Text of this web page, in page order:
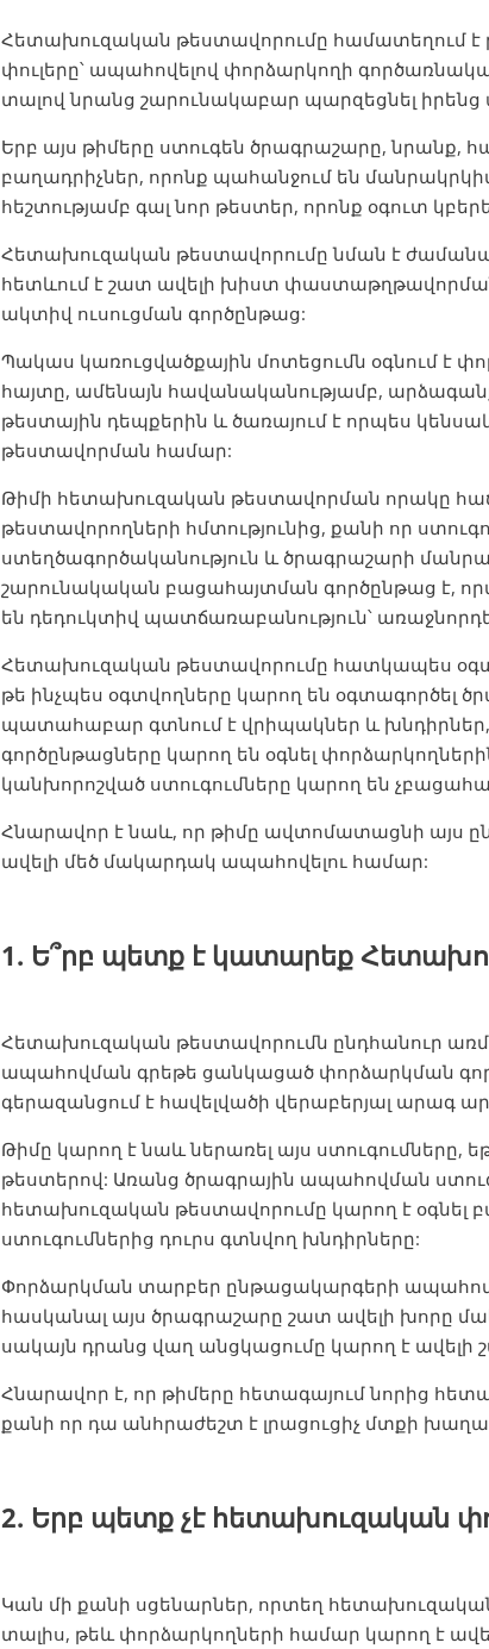
Հետախուզական թեստավորումը համատեղում
փուլերը՝ ապահովելով փորձարկողի
տալով նրանց շարունակաբար պարզեցնել
Երբ այս թիմերը ստուգեն ծրագրաշարը, նրանք,
բաղադրիչներ, որոնք պահանջում են
հեշտությամբ գալ նոր թեստեր, որոնք օգուտ
Հետախուզական թեստավորումը նման է
հետևում է շատ ավելի խիստ
ակտիվ ուսուցման գործընթաց:
Պակաս կառուցվածքային մոտեցումն օգնում է
հայտը, ամենայն հավանականությամբ,
թեստային դեպքերին և ծառայում է որպես
թեստավորման համար:
Թիմի հետախուզական թեստավորման որակը
թեստավորողների հմտությունից, քանի որ
ստեղծագործականություն և ծրագրաշարի
շարունակական բացահայտման գործընթաց է,
են դեդուկտիվ պատճառաբանություն՝
Հետախուզական թեստավորումը հատկապես
թե ինչպես օգտվողները կարող են օգտագործել
պատահաբար գտնում է վրիպակներ և խնդիրներ,
գործընթացները կարող են օգնել
կանխորոշված ստուգումները կարող են
Հնարավոր է նաև, որ թիմը ավտոմատացնի այս
ավելի մեծ մակարդակ ապահովելու համար:
1. Ե՞րբ պետք է կատարեք
Հետախուզական թեստավորումն ընդհանուր
ապահովման գրեթե ցանկացած փորձարկման
գերազանցում է հավելվածի վերաբերյալ արագ
Թիմը կարող է նաև ներառել այս ստուգումները,
թեստերով: Առանց ծրագրային ապահովման
հետախուզական թեստավորումը կարող է օգնել
ստուգումներից դուրս գտնվող խնդիրները:
Փորձարկման տարբեր ընթացակարգերի
հասկանալ այս ծրագրաշարը շատ ավելի խորը
սակայն դրանց վաղ անցկացումը կարող է ավելի
Հնարավոր է, որ թիմերը հետագայում նորից
քանի որ դա անհրաժեշտ է լրացուցիչ մտքի
2. Երբ պետք չէ հետախուզական
Կան մի քանի սցենարներ, որտեղ հետախուզական
տալիս, թեև փորձարկողների համար կարող է